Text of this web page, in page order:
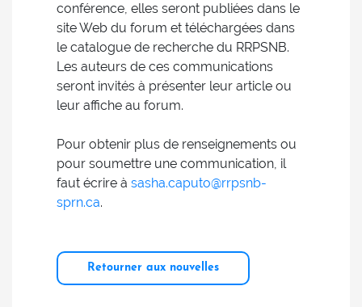
conférence, elles seront publiées dans le
site Web du forum et téléchargées dans
le catalogue de recherche du RRPSNB.
Les auteurs de ces communications
seront invités à présenter leur article ou
leur affiche au forum.
Pour obtenir plus de renseignements ou
pour soumettre une communication, il
faut écrire à sasha.caputo@rrps­nb­
sprn.ca.
Retourner aux nouvelles